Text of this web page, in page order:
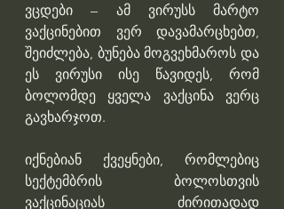
ვცდები – ამ ვირუსს მარტო
ვაქცინებით ვერ დავამარცხებთ,
შეიძლება, ბუნება მოგვეხმაროს და
ეს ვირუსი ისე წავიდეს, რომ
ბოლომდე ყველა ვაქცინა ვერც
გავხარჯოთ.
იქნებიან ქვეყნები, რომლებიც
სექტემბრის ბოლოსთვის
ვაქცინაციას ძირითადად